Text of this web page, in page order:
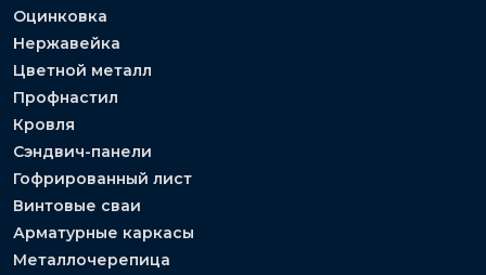
Оцинковка
Нержавейка
Цветной металл
Профнастил
Кровля
Сэндвич-панели
Гофрированный лист
Винтовые сваи
Арматурные каркасы
Металлочерепица